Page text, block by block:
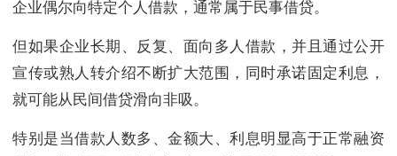
企业偶尔向特定个人借款，通常属于民事借贷。
但如果企业长期、反复、面向多人借款，并且通过公开
宣传或熟人转介绍不断扩大范围，同时承诺固定利息，
就可能从民间借贷滑向非吸。
特别是当借款人数多、金额大、利息明显高于正常融资